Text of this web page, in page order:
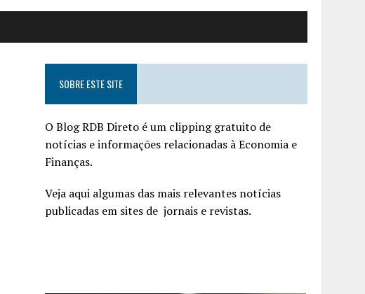
SOBRE ESTE SITE
O Blog RDB Direto é um clipping gratuito de
notícias e informações relacionadas à Economia e
Finanças.
Veja aqui algumas das mais relevantes notícias
publicadas em sites de jornais e revistas.